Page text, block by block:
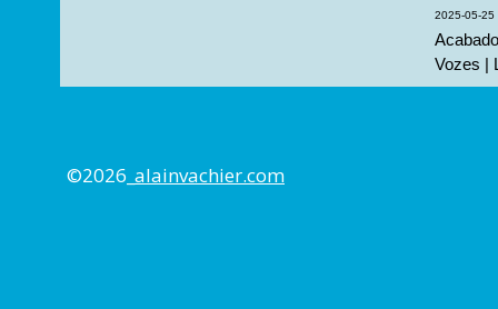
2025-05-25
Vozes |
©2026_ alainvachier.com